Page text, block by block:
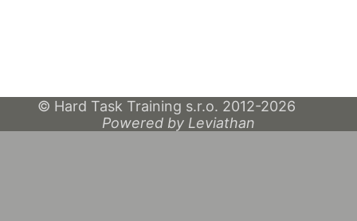
© Hard Task Training s.r.o. 2012-2026
Powered by Leviathan